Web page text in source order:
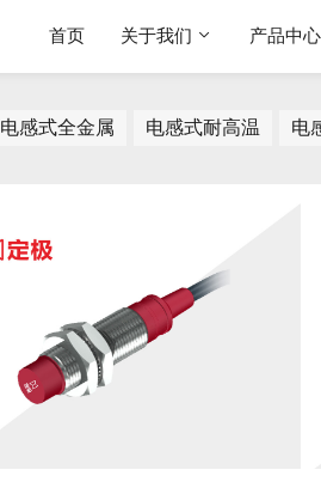
首页 关于我们 产品中心
电感式全金属 电感式耐高温 电